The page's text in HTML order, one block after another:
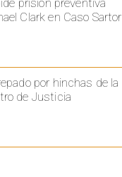
Clark en Caso Sartor
por hinchas de la
de Justicia